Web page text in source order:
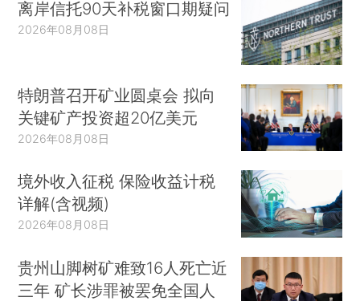
离岸信托90天补税窗口期疑问
2026年08月08日
特朗普召开矿业圆桌会 拟向
关键矿产投资超20亿美元
2026年08月08日
境外收入征税 保险收益计税
详解(含视频)
2026年08月08日
贵州山脚树矿难致16人死亡近
三年 矿长涉罪被罢免全国人